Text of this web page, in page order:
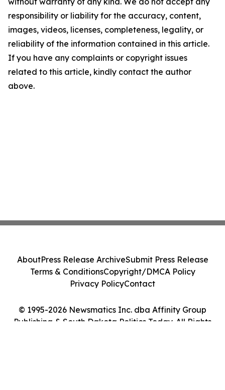
responsibility or liability for the accuracy, content,
images, videos, licenses, completeness, legality, or
reliability of the information contained in this article.
If you have any complaints or copyright issues
related to this article, kindly contact the author
above.
© 1995-2026 Newsmatics Inc. dba Affinity Group
Publishing & South Dakota Politics Today. All Rights
AboutPress Release ArchiveSubmit Press Release
Terms & ConditionsCopyright/DMCA Policy
Privacy PolicyContact